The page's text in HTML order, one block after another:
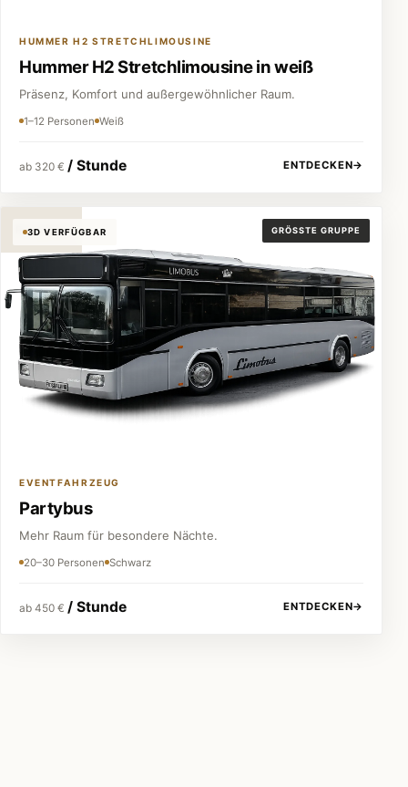
HUMMER H2 STRETCHLIMOUSINE
Hummer H2 Stretchlimousine in weiß
Präsenz, Komfort und außergewöhnlicher Raum.
1–12 Personen Weiß
ab 320 € / Stunde ENTDECKEN→
Partybus
3D VERFÜGBAR GRÖSSTE GRUPPE
EVENTFAHRZEUG
Partybus
Mehr Raum für besondere Nächte.
20–30 Personen Schwarz
ab 450 € / Stunde ENTDECKEN→